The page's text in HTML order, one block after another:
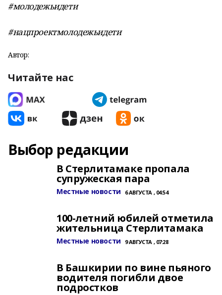
#молодежьидети
#нацпроектмолодежьидети
Автор:
Читайте нас
Выбор редакции
В Стерлитамаке пропала
супружеская пара
Местные новости 6 АВГУСТА , 04:54
100-летний юбилей отметила
жительница Стерлитамака
Местные новости 9 АВГУСТА , 07:28
В Башкирии по вине пьяного
водителя погибли двое
подростков